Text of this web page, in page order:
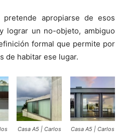
apropiarse de esos
lograr un no-objeto, ambiguo
formal que permite por
de habitar ese lugar.
Casa A5 | Carlos
Casa A5 | Carlos